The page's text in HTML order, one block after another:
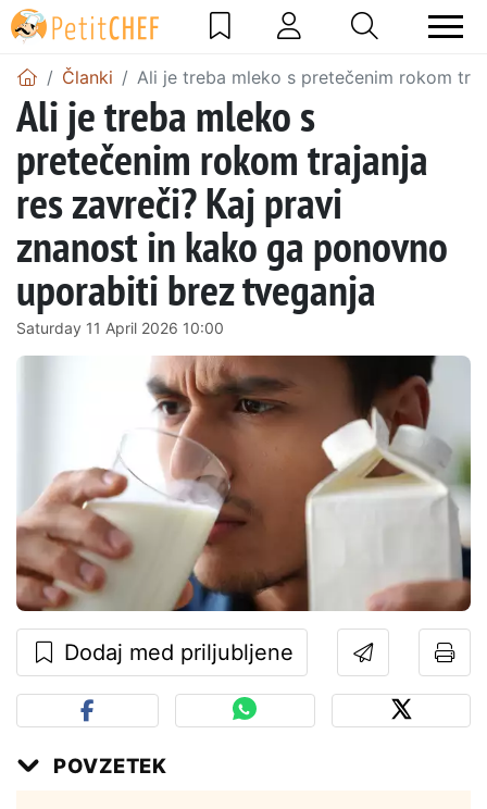
Članki Ali je treba mleko s pretečenim rokom
Ali je treba mleko s
pretečenim rokom trajanja
res zavreči? Kaj pravi
znanost in kako ga ponovno
uporabiti brez tveganja
Saturday 11 April 2026 10:00
Dodaj med priljubljene
POVZETEK